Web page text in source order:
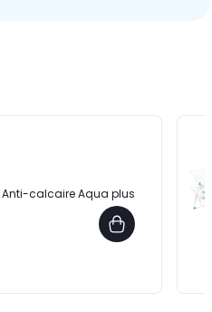
Anti-calcaire Aqua plus